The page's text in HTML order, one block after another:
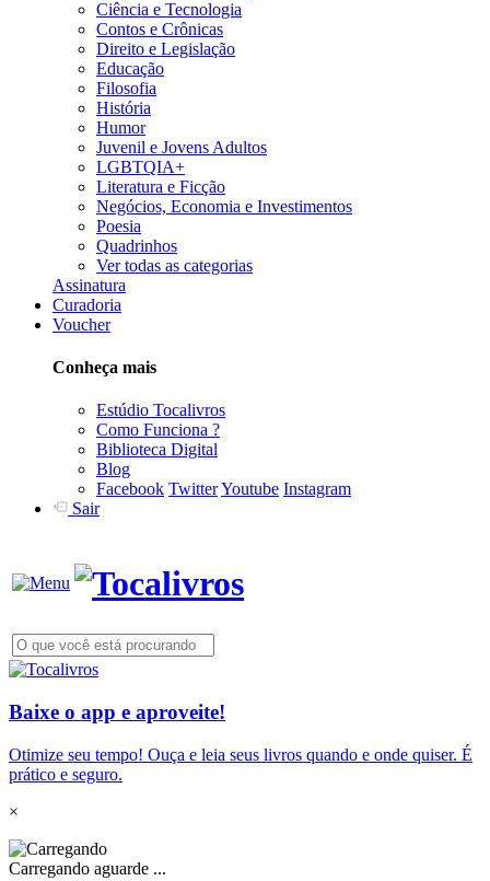
Ciência e Tecnologia
Contos e Crônicas
Direito e Legislação
Educação
Filosofia
História
Humor
Juvenil e Jovens Adultos
LGBTQIA+
Literatura e Ficção
Negócios, Economia e Investimentos
Poesia
Quadrinhos
Ver todas as categorias
Assinatura
Curadoria
Voucher
Conheça mais
Estúdio Tocalivros
Como Funciona ?
Biblioteca Digital
Blog
Facebook TwitterYoutube Instagram
Sair
Baixe o app e aproveite!
Otimize seu tempo! Ouça e leia seus livros quando e onde quiser. É
prático e seguro.
×
Carregando aguarde ...